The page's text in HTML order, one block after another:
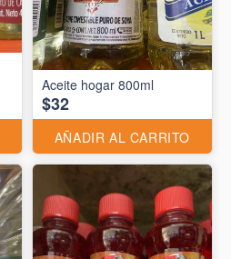
Aceite hogar 800ml
$32
AÑADIR AL CARRITO